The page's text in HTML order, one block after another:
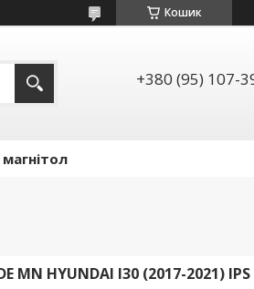
Кошик
+380 (95) 107-
HYUNDAI I30 (2017-2021) IPS